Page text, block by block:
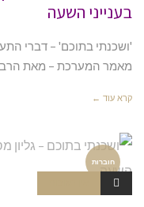
בענייני השעה
מאמר המערכת – מאת הרב
קרא עוד ←
חוברות